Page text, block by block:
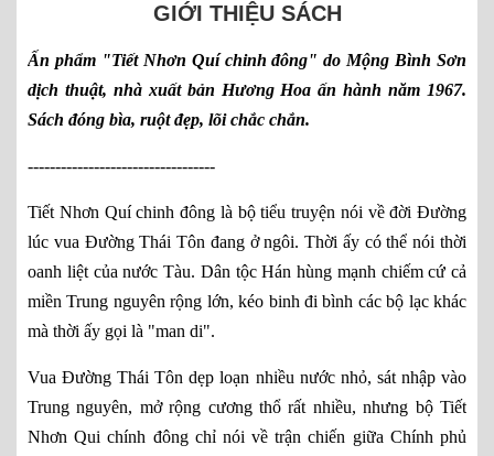
GIỚI THIỆU SÁCH
Ấn phẩm "Tiết Nhơn Quí chinh đông" do Mộng Bình Sơn
dịch thuật, nhà xuất bản Hương Hoa ấn hành năm 1967.
Sách đóng bìa, ruột đẹp, lõi chắc chắn.
----------------------------------
Tiết Nhơn Quí chinh đông là bộ tiểu truyện nói về đời Đường
lúc vua Đường Thái Tôn đang ở ngôi. Thời ấy có thể nói thời
oanh liệt của nước Tàu. Dân tộc Hán hùng mạnh chiếm cứ cả
miền Trung nguyên rộng lớn, kéo binh đi bình các bộ lạc khác
mà thời ấy gọi là "man di".
Vua Đường Thái Tôn dẹp loạn nhiều nước nhỏ, sát nhập vào
Trung nguyên, mở rộng cương thổ rất nhiều, nhưng bộ Tiết
Nhơn Qui chính đông chỉ nói về trận chiến giữa Chính phủ